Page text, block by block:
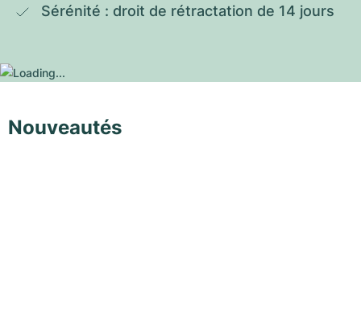
Sérénité : droit de rétractation de 14 jours
Nouveautés